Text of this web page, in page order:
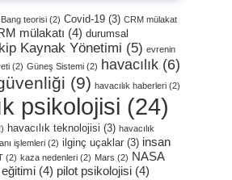
Bang teorisi (2) Covid-19 (3) CRM mülakat
mülakatı (4) durumsal
Kaynak Yönetimi (5) evrenin
(2) Güneş Sistemi (2) havacılık (6)
(9) havacılık haberleri (2)
psikolojisi (24)
havacılık teknolojisi (3) havacılık
işlemleri (2) ilginç uçaklar (3) insan
(2) kaza nedenleri (2) Mars (2) NASA
(4) pilot psikolojisi (4)